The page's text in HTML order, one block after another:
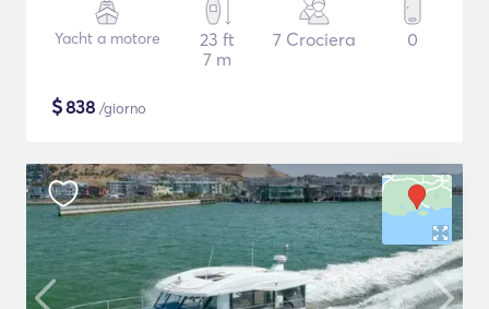
Yacht a motore
23 ft
7 m
7 Crociera 0
$838 /giorno